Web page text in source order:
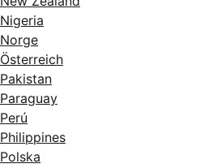
Nigeria
Norge
Österreich
Pakistan
Paraguay
Perú
Philippines
Polska